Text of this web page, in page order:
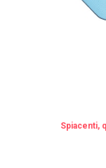
Spiacenti,